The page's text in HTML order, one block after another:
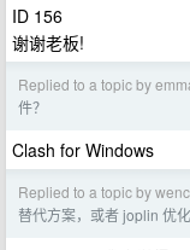
ID 156
谢谢老板!
Replied to a topic by
件？
Clash for Windows
Replied to a topic by
替代方案，或者 joplin 优